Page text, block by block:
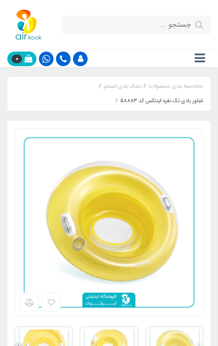
0
خانهدسته بندی محصولات
تشک بادی استخر
شناور بادی تک نفره اینتکس کد 58883